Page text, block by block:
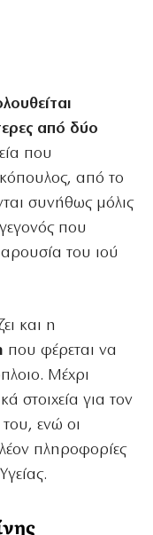
από δύο
που
από το
συνήθως μόλις
που
του ιού
και η
που φέρεται να
Μέχρι
στοιχεία για τον
ενώ οι
πληροφορίες